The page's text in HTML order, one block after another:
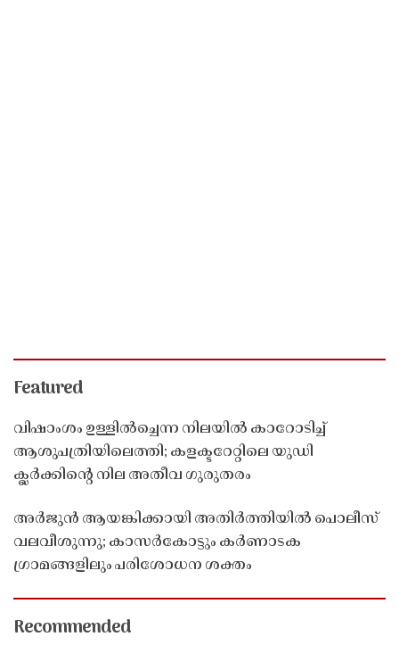
Featured
വിഷാംശം ഉള്ളിൽച്ചെന്ന നിലയിൽ കാറോടിച്ച്
ആശുപത്രിയിലെത്തി; കളക്ടറേറ്റിലെ യുഡി
ക്ലർക്കിൻ്റെ നില അതീവ ഗുരുതരം
അർജുൻ ആയങ്കിക്കായി അതിർത്തിയിൽ പൊലീസ്
വലവീശുന്നു; കാസർകോട്ടും കർണാടക
ഗ്രാമങ്ങളിലും പരിശോധന ശക്തം
Recommended